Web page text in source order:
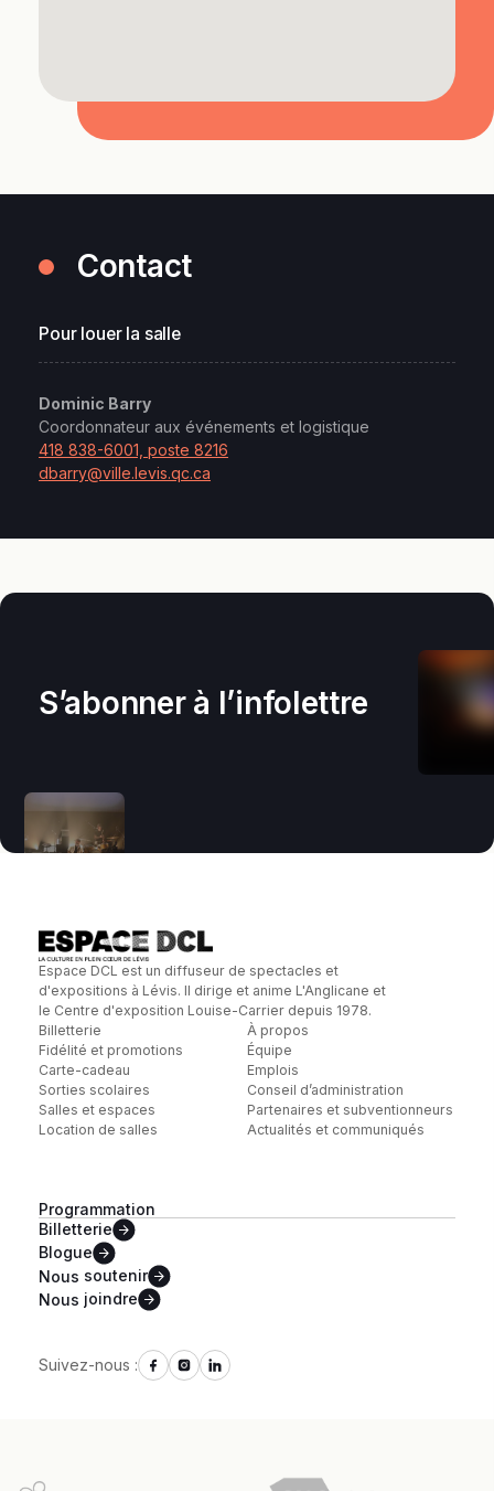
Contact
Pour louer la salle
Dominic Barry
Coordonnateur aux événements et logistique
418 838-6001, poste 8216
dbarry@ville.levis.qc.ca
S’abonner à l’infolettre
Espace DCL est un diffuseur de spectacles et
d'expositions à Lévis. Il dirige et anime L'Anglicane et
le Centre d'exposition Louise-Carrier depuis 1978.
Billetterie
Fidélité et promotions
Carte-cadeau
Sorties scolaires
Salles et espaces
Location de salles
À propos
Équipe
Emplois
Conseil d’administration
Partenaires et subventionneurs
Actualités et communiqués
Programmation
Billetterie
Blogue
Nous soutenir
Nous joindre
Suivez-nous :